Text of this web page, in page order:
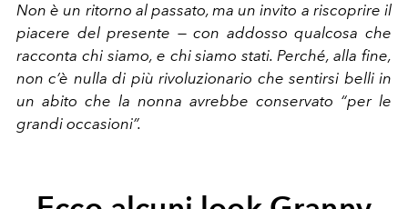
Non è un ritorno al passato, ma un invito a riscoprire il
piacere del presente — con addosso qualcosa che
racconta chi siamo, e chi siamo stati. Perché, alla fine,
non c’è nulla di più rivoluzionario che sentirsi belli in
un abito che la nonna avrebbe conservato “per le
grandi occasioni”.